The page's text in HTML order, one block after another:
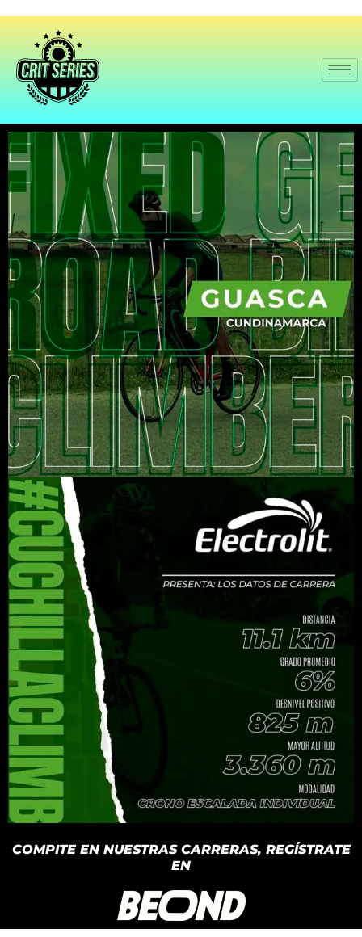
COMPITE EN NUESTRAS CARRERAS, REGÍSTRATE
EN